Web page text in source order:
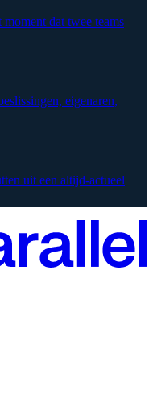
dat twee teams
eigenaren,
uit een altijd-actueel